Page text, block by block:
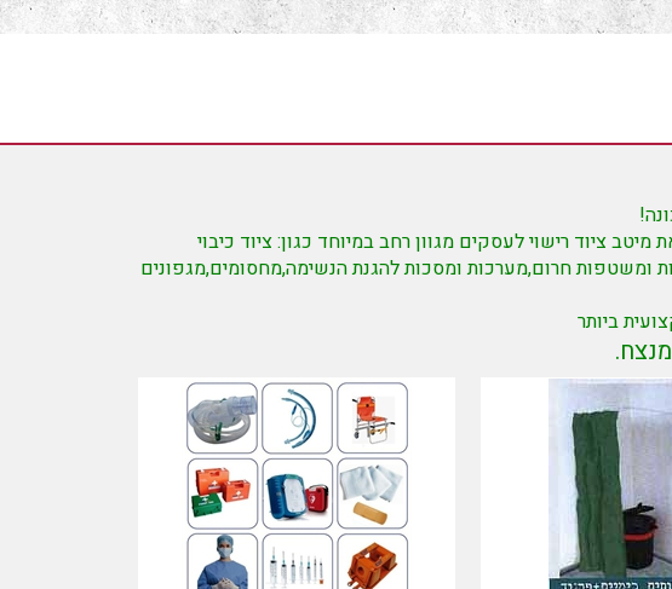
מיטב ציוד רישוי לעסקים מגוון רחב במיוחד כגון: ציוד כיבוי
ומשטפות חרום,מערכות ומסכות להגנת הנשימה,מחסומים,מגפונים
ביותר